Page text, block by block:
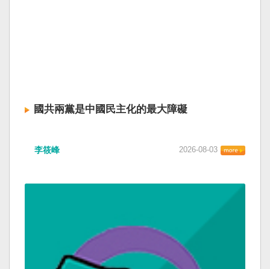
國共兩黨是中國民主化的最大障礙
李筱峰 2026-08-03